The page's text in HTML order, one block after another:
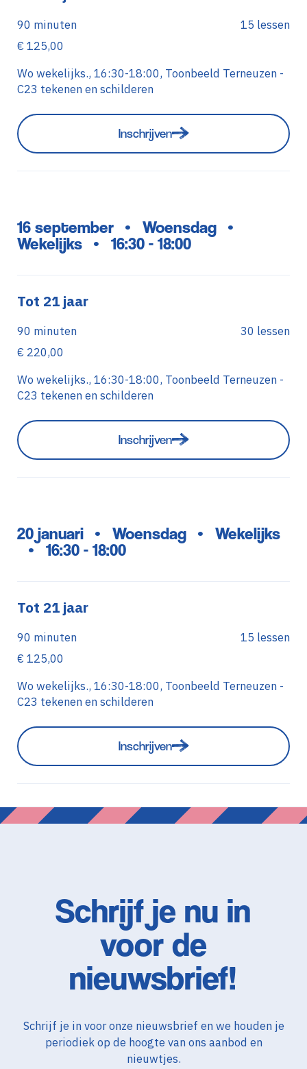
90 minuten
15 lessen
€ 125,00
Wo wekelijks., 16:30-18:00, Toonbeeld Terneuzen -
C23 tekenen en schilderen
Inschrijven
16 september • Woensdag •
Wekelijks • 16:30 - 18:00
Tot 21 jaar
90 minuten
30 lessen
€ 220,00
Wo wekelijks., 16:30-18:00, Toonbeeld Terneuzen -
C23 tekenen en schilderen
Inschrijven
20 januari • Woensdag • Wekelijks
• 16:30 - 18:00
Tot 21 jaar
90 minuten
15 lessen
€ 125,00
Wo wekelijks., 16:30-18:00, Toonbeeld Terneuzen -
C23 tekenen en schilderen
Inschrijven
Schrijf je nu in
voor de
nieuwsbrief!
Schrijf je in voor onze nieuwsbrief en we houden je
periodiek op de hoogte van ons aanbod en
nieuwtjes.